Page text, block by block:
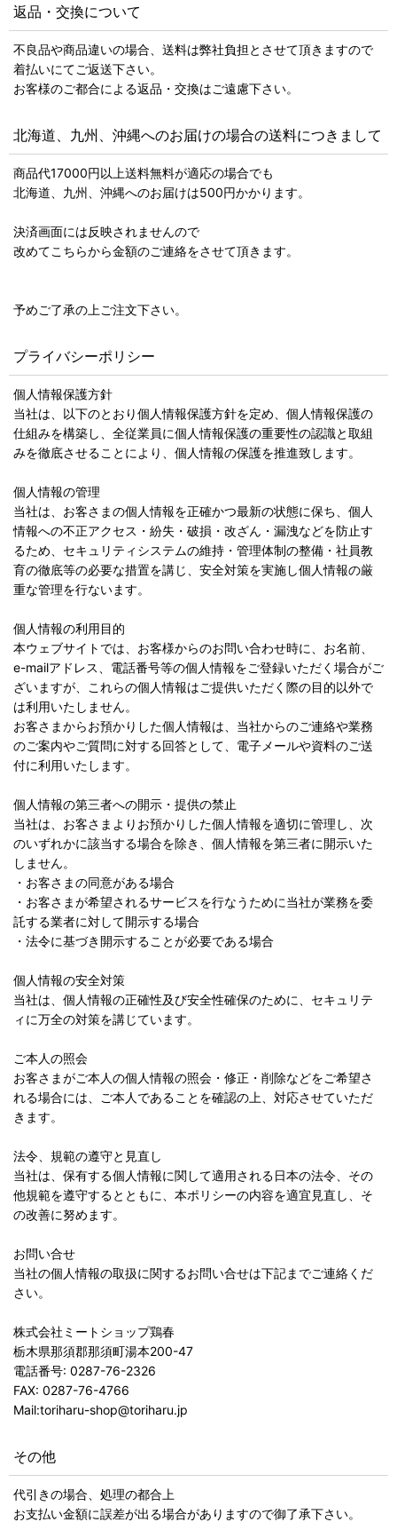
返品・交換について
不良品や商品違いの場合、送料は弊社負担とさせて頂きますので
着払いにてご返送下さい。
お客様のご都合による返品・交換はご遠慮下さい。
北海道、九州、沖縄へのお届けの場合の送料につきまして
商品代17000円以上送料無料が適応の場合でも
北海道、九州、沖縄へのお届けは500円かかります。
決済画面には反映されませんので
改めてこちらから金額のご連絡をさせて頂きます。
予めご了承の上ご注文下さい。
プライバシーポリシー
個人情報保護方針
当社は、以下のとおり個人情報保護方針を定め、個人情報保護の
仕組みを構築し、全従業員に個人情報保護の重要性の認識と取組
みを徹底させることにより、個人情報の保護を推進致します。
個人情報の管理
当社は、お客さまの個人情報を正確かつ最新の状態に保ち、個人
情報への不正アクセス・紛失・破損・改ざん・漏洩などを防止す
るため、セキュリティシステムの維持・管理体制の整備・社員教
育の徹底等の必要な措置を講じ、安全対策を実施し個人情報の厳
重な管理を行ないます。
個人情報の利用目的
本ウェブサイトでは、お客様からのお問い合わせ時に、お名前、
e-mailアドレス、電話番号等の個人情報をご登録いただく場合がご
ざいますが、これらの個人情報はご提供いただく際の目的以外で
は利用いたしません。
お客さまからお預かりした個人情報は、当社からのご連絡や業務
のご案内やご質問に対する回答として、電子メールや資料のご送
付に利用いたします。
個人情報の第三者への開示・提供の禁止
当社は、お客さまよりお預かりした個人情報を適切に管理し、次
のいずれかに該当する場合を除き、個人情報を第三者に開示いた
しません。
・お客さまの同意がある場合
・お客さまが希望されるサービスを行なうために当社が業務を委
託する業者に対して開示する場合
・法令に基づき開示することが必要である場合
個人情報の安全対策
当社は、個人情報の正確性及び安全性確保のために、セキュリテ
ィに万全の対策を講じています。
ご本人の照会
お客さまがご本人の個人情報の照会・修正・削除などをご希望さ
れる場合には、ご本人であることを確認の上、対応させていただ
きます。
法令、規範の遵守と見直し
当社は、保有する個人情報に関して適用される日本の法令、その
他規範を遵守するとともに、本ポリシーの内容を適宜見直し、そ
の改善に努めます。
お問い合せ
当社の個人情報の取扱に関するお問い合せは下記までご連絡くだ
さい。
株式会社ミートショップ鶏春
栃木県那須郡那須町湯本200-47
電話番号: 0287-76-2326
FAX: 0287-76-4766
Mail:toriharu-shop@toriharu.jp
その他
代引きの場合、処理の都合上
お支払い金額に誤差が出る場合がありますので御了承下さい。